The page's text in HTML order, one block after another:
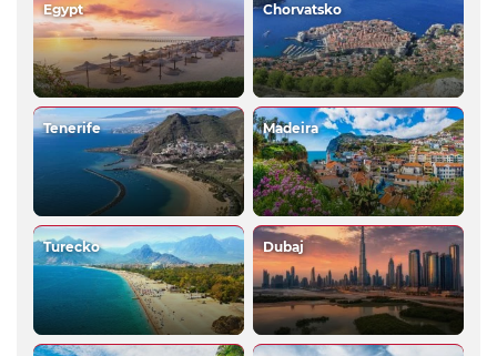
Egypt Chorvatsko
Tenerife Madeira
Turecko Dubaj